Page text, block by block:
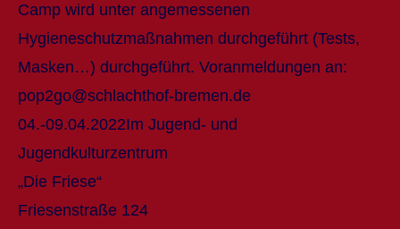
Camp wird unter angemessenen
Hygieneschutzmaßnahmen durchgeführt (Tests,
Masken…) durchgeführt. Voranmeldungen an:
pop2go@schlachthof-bremen.de
04.-09.04.2022Im Jugend- und
Jugendkulturzentrum
„Die Friese“
Friesenstraße 124